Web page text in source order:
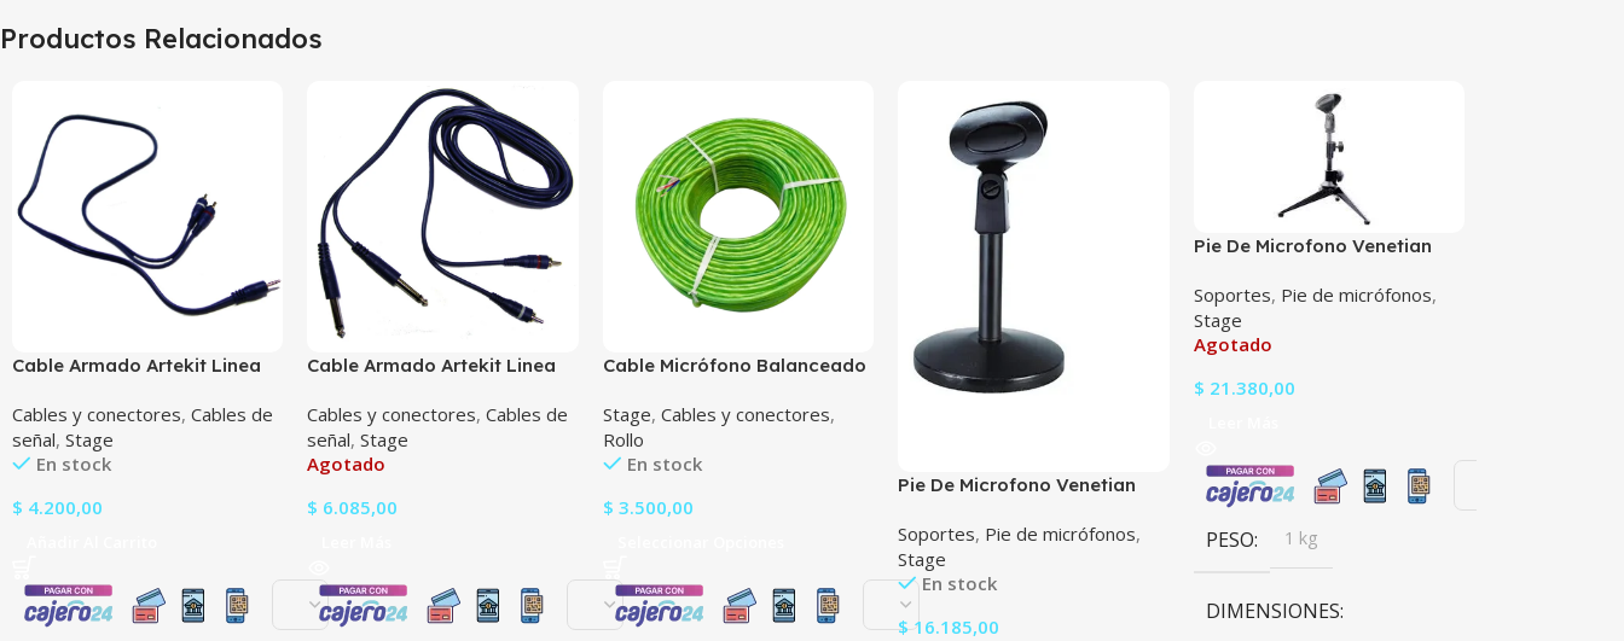
Productos Relacionados
Cable Armado Artekit Linea
Cables y conectores, Cables de
señal, Stage
En stock
$ 4.200,00
Cable Armado Artekit Linea
Cables y conectores,Cables de
señal,Stage
Agotado
$ 6.085,00
Cable Micrófono Balanceado
Stage, Cables y conectores,
Rollo
En stock
$ 3.500,00
Pie De Microfono Venetian
Soportes, Pie de micrófonos,
Stage
En stock
$16.185,00
Pie De Microfono Venetian
Soportes, Pie de micrófonos,
Stage
Agotado
$ 21.380,00
PESO 1 kg
DIMENSIONES